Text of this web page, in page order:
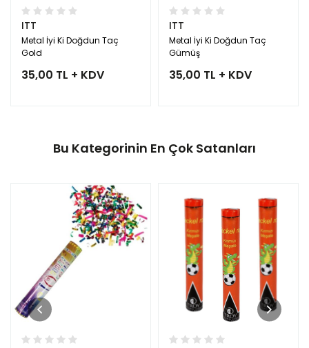
ITT
Metal İyi Ki Doğdun Taç
Gold
35,00 TL + KDV
ITT
Metal İyi Ki Doğdun Taç
Gümüş
35,00 TL + KDV
Bu Kategorinin En Çok Satanları